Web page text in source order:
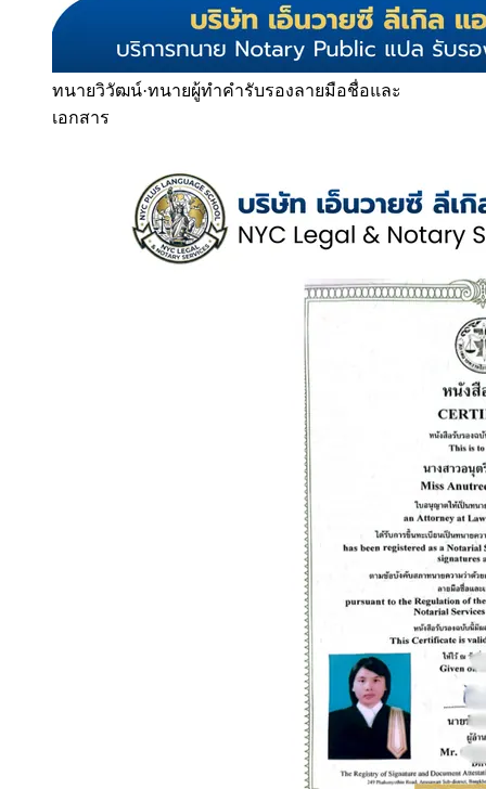
ทนายวิวัฒน์·ทนายผู้ทำคำรับรองลายมือชื่อและ
เอกสาร